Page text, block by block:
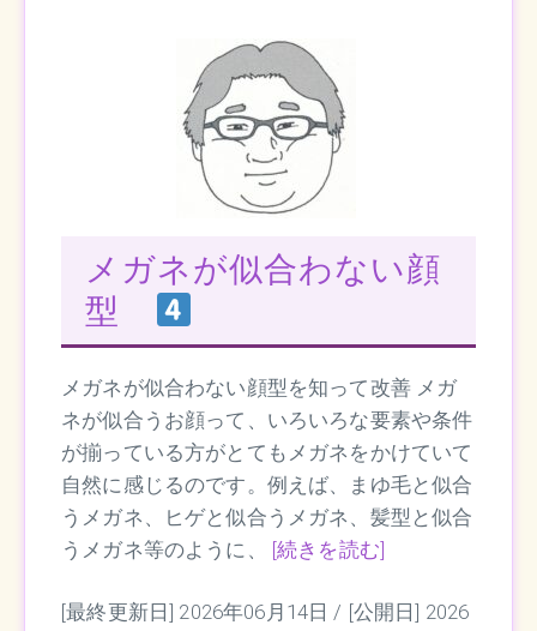
メガネが似合わない顔
型
メガネが似合わない顔型を知って改善 メガ
ネが似合うお顔って、いろいろな要素や条件
が揃っている方がとてもメガネをかけていて
自然に感じるのです。例えば、まゆ毛と似合
うメガネ、ヒゲと似合うメガネ、髪型と似合
うメガネ等のように、
[続きを読む]
[最終更新日] 2026年06月14日 / [公開日] 2026